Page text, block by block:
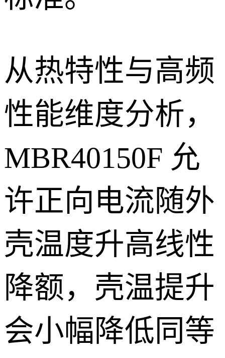
从热特性与高频
性能维度分析，
MBR40150F 允
许正向电流随外
壳温度升高线性
降额，壳温提升
会小幅降低同等